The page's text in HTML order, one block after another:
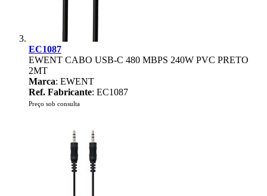
EC1087
EWENT CABO USB-C 480 MBPS 240W PVC PRETO
2MT
Marca: EWENT
Ref. Fabricante: EC1087
Preço sob consulta